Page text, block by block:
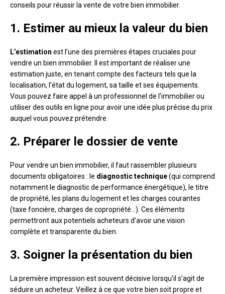
conseils pour réussir la vente de votre bien immobilier.
1. Estimer au mieux la valeur du bien
L’estimation est l’une des premières étapes cruciales pour
vendre un bien immobilier. Il est important de réaliser une
estimation juste, en tenant compte des facteurs tels que la
localisation, l’état du logement, sa taille et ses équipements.
Vous pouvez faire appel à un professionnel de l’immobilier ou
utiliser des outils en ligne pour avoir une idée plus précise du prix
auquel vous pouvez prétendre.
2. Préparer le dossier de vente
Pour vendre un bien immobilier, il faut rassembler plusieurs
documents obligatoires : le diagnostic technique(qui comprend
notamment le diagnostic de performance énergétique), le titre
de propriété, les plans du logement et les charges courantes
(taxe foncière, charges de copropriété…). Ces éléments
permettront aux potentiels acheteurs d’avoir une vision
complète et transparente du bien.
3. Soigner la présentation du bien
La première impression est souvent décisive lorsqu’il s’agit de
séduire un acheteur. Veillez à ce que votre bien soit propre et